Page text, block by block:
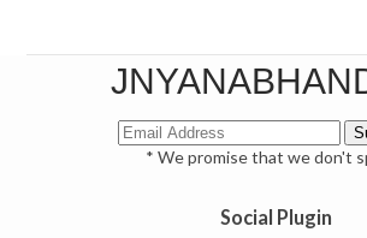
* We promise that we don't
Social Plugin